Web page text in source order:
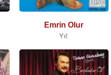
Emrin Olur
Yıl: